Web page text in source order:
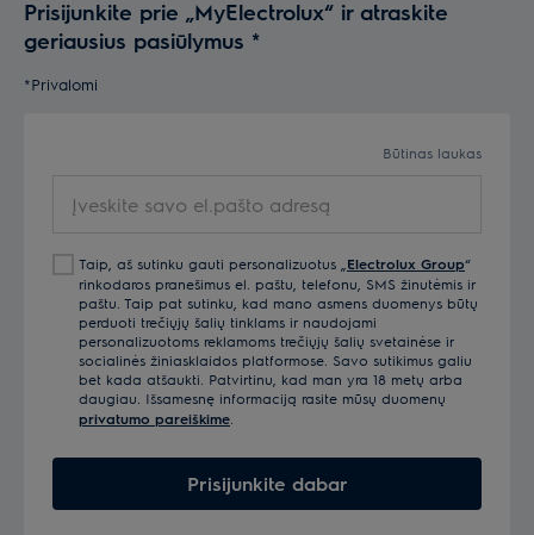
Prisijunkite prie „MyElectrolux“ ir atraskite
geriausius pasiūlymus *
*Privalomi
Būtinas laukas
Taip, aš sutinku gauti personalizuotus „ Electrolux Group“
rinkodaros pranešimus el. paštu, telefonu, SMS žinutėmis ir
paštu. Taip pat sutinku, kad mano asmens duomenys būtų
perduoti trečiųjų šalių tinklams ir naudojami
personalizuotoms reklamoms trečiųjų šalių svetainėse ir
socialinės žiniasklaidos platformose. Savo sutikimus galiu
bet kada atšaukti. Patvirtinu, kad man yra 18 metų arba
daugiau. Išsamesnę informaciją rasite mūsų duomenų
privatumo pareiškime
Prisijunkite dabar